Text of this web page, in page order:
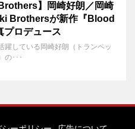
】岡崎好朗／岡崎
Brothersが新作『Blood
プロデュース
躍している岡崎好朗（トランペッ
の･･･